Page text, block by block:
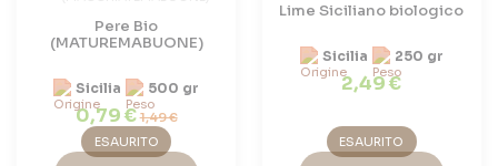
Pere Bio
(MATUREMABUONE)
Sicilia 500 gr
0,79 €1,49 €
ESAURITO
Lime Siciliano biologico
Sicilia 250 gr
2,49 €
ESAURITO